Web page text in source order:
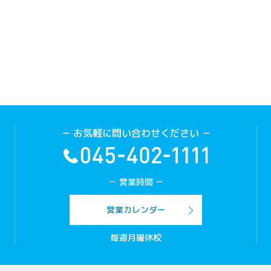
－ お気軽に問い合わせください －
－ 営業時間 －
営業カレンダー
毎週月曜休校